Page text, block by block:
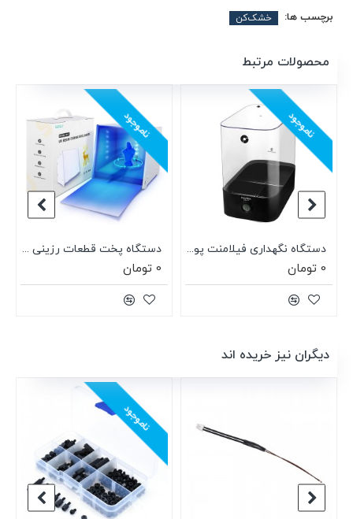
برچسب ها: خشک‌کن
محصولات مرتبط
ناموجود
دستگاه نگهداری فیلامنت پولی باکس Polymaker PolyBox
0 تومان
ناموجود
دستگاه پخت قطعات رزینی کیورینگ باکس سانلو SUNLU UV Resin Curing Box
0 تومان
دیگران نیز خریده اند
ناموجود